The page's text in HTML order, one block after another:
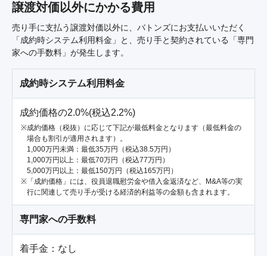
譲渡対価以外にかかる費用
売り手に支払う譲渡対価以外に、バトンズにお支払いいただく
「成約時システム利用料金」と、売り手と契約されている「専門
家への手数料」が発生します。
成約時システム利用料金
成約価格の2.0%(税込2.2%)
成約価格（税抜）に応じて下記が最低料金となります（最低料金の
場合も割引が適用されます）。
1,000万円未満：最低35万円（税込38.5万円）
1,000万円以上：最低70万円（税込77万円）
5,000万円以上：最低150万円（税込165万円）
「成約価格」には、役員退職慰労金や借入金返済など、M&A等の実
行に関連して売り手が受ける経済的利益等の金額も含まれます。
専門家への手数料
着手金：なし